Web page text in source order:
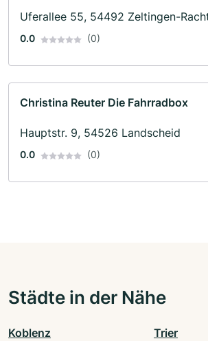
Uferallee 55, 54492 Zeltingen-
0.0 (0)
Christina Reuter Die Fahrradbox
Hauptstr. 9, 54526 Landscheid
0.0 (0)
Städte in der Nähe
Koblenz Trier